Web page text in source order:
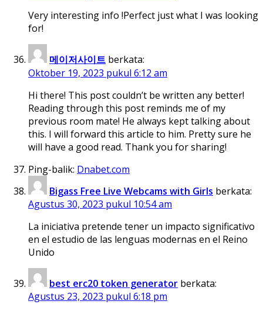
Very interesting info !Perfect just what I was looking
for!
메이저사이트 berkata:
Oktober 19, 2023 pukul 6:12 am
Hi there! This post couldn’t be written any better!
Reading through this post reminds me of my
previous room mate! He always kept talking about
this. I will forward this article to him. Pretty sure he
will have a good read. Thank you for sharing!
Ping-balik: Dnabet.com
Bigass Free Live Webcams with Girls berkata:
Agustus 30, 2023 pukul 10:54 am
La iniciativa pretende tener un impacto significativo
en el estudio de las lenguas modernas en el Reino
Unido
best erc20 token generator berkata:
Agustus 23, 2023 pukul 6:18 pm